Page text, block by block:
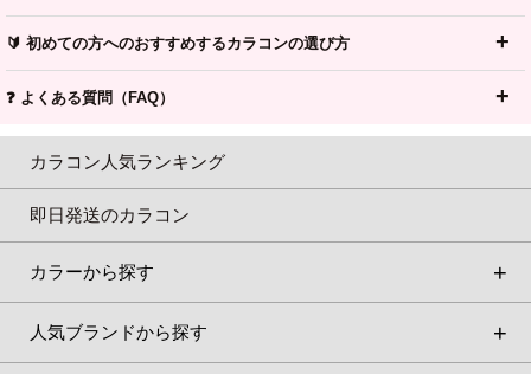
🔰 初めての方へのおすすめするカラコンの選び方
❓ よくある質問（FAQ）
カラコン人気ランキング
即日発送のカラコン
カラーから探す
人気ブランドから探す